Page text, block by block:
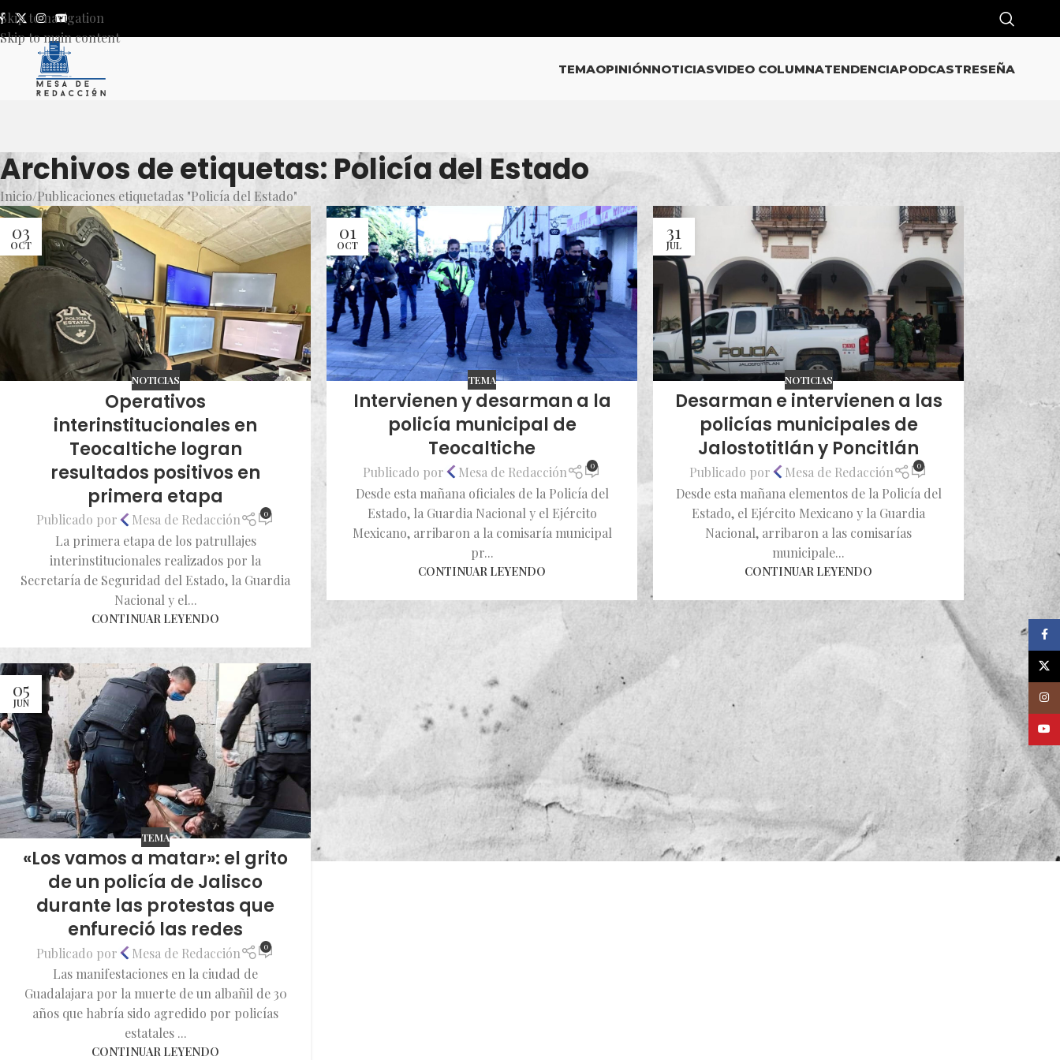
Skip to navigation
Skip to main content
TEMAOPINIÓNNOTICIASVIDEO COLUMNATENDENCIAPODCASTRESEÑA
Archivos de etiquetas: Policía del Estado
Inicio Publicaciones etiquetadas "Policía del Estado"
03
OCT
NOTICIAS
Operativos
interinstitucionales en
Teocaltiche logran
resultados positivos en
primera etapa
Publicado por Mesa de Redacción 0
La primera etapa de los patrullajes
interinstitucionales realizados por la
Secretaría de Seguridad del Estado, la Guardia
Nacional y el...
CONTINUAR LEYENDO
01
OCT
TEMA
Intervienen y desarman a la
policía municipal de
Teocaltiche
Publicado por Mesa de Redacción 0
Desde esta mañana oficiales de la Policía del
Estado, la Guardia Nacional y el Ejército
Mexicano, arribaron a la comisaría municipal
pr...
CONTINUAR LEYENDO
31
JUL
NOTICIAS
Desarman e intervienen a las
policías municipales de
Jalostotitlán y Poncitlán
Publicado por Mesa de Redacción 0
Desde esta mañana elementos de la Policía del
Estado, el Ejército Mexicano y la Guardia
Nacional, arribaron a las comisarías
municipale...
CONTINUAR LEYENDO
05
JUN
TEMA
«Los vamos a matar»: el grito
de un policía de Jalisco
durante las protestas que
enfureció las redes
Publicado por Mesa de Redacción 0
Las manifestaciones en la ciudad de
Guadalajara por la muerte de un albañil de 30
años que habría sido agredido por policías
estatales ...
CONTINUAR LEYENDO